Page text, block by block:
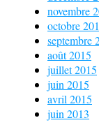
novembre
octobre
septembre
août 2015
juillet 2015
juin 2015
avril 2015
juin 2013